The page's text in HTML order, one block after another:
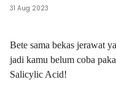
31 Aug 2023
Bete sama bekas jerawat
jadi kamu belum coba
Salicylic Acid!